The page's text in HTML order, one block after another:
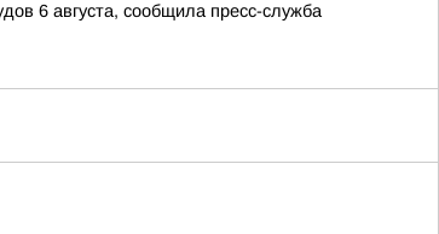
6 августа, сообщила пресс-служба